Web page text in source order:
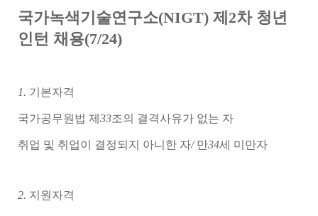
국가녹색기술연구소(NIGT) 제2차 청년
인턴 채용(7/24)
1. 기본자격
국가공무원법 제 33조의 결격사유가 없는 자
취업 및 취업이 결정되지 아니한 자/만34세 미만자
2. 지원자격